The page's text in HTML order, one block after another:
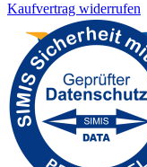
Kaufvertrag widerrufen